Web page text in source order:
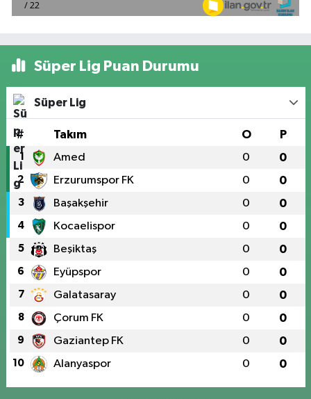
Süper Lig Puan Durumu
Süper Lig
# Takım O P
1 Amed 0 0
2 Erzurumspor FK 0 0
3 Başakşehir 0 0
4 Kocaelispor 0 0
5 Beşiktaş 0 0
6 Eyüpspor 0 0
7 Galatasaray 0 0
8 Çorum FK 0 0
9 Gaziantep FK 0 0
10 Alanyaspor 0 0